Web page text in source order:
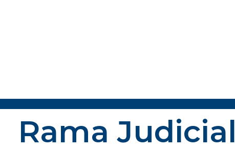
Rama Judicial